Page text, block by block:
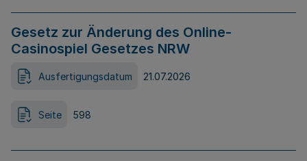
Gesetz zur Änderung des Online-
Casinospiel Gesetzes NRW
Ausfertigungsdatum 21.07.2026
Seite 598